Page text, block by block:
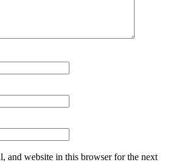
and website in this browser for the next